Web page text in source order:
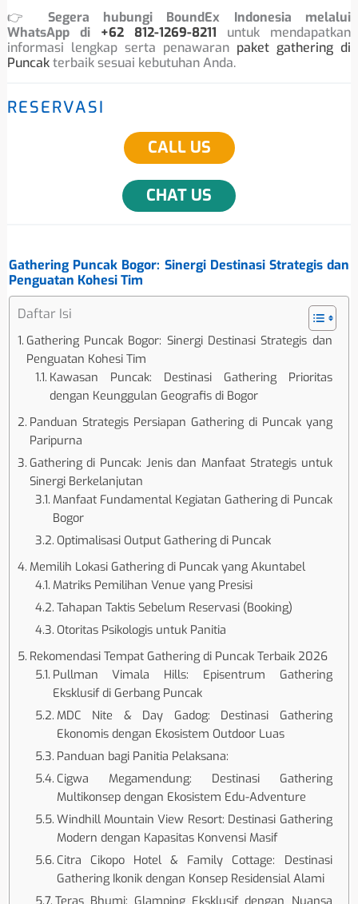
👉 Segera hubungi BoundEx Indonesia melalui
WhatsApp di +62 812-1269-8211 untuk mendapatkan
informasi lengkap serta penawaran paket gathering di
Puncakterbaik sesuai kebutuhan Anda.
RESERVASI
CALL US
CHAT US
Gathering Puncak Bogor: Sinergi Destinasi Strategis dan
Penguatan Kohesi Tim
Daftar Isi
Gathering Puncak Bogor: Sinergi Destinasi Strategis dan
Penguatan Kohesi Tim
Kawasan Puncak: Destinasi Gathering Prioritas
dengan Keunggulan Geografis di Bogor
Panduan Strategis Persiapan Gathering di Puncak yang
Paripurna
Gathering di Puncak: Jenis dan Manfaat Strategis untuk
Sinergi Berkelanjutan
Manfaat Fundamental Kegiatan Gathering di Puncak
Bogor
Optimalisasi Output Gathering di Puncak
Memilih Lokasi Gathering di Puncak yang Akuntabel
Matriks Pemilihan Venue yang Presisi
Tahapan Taktis Sebelum Reservasi (Booking)
Otoritas Psikologis untuk Panitia
Rekomendasi Tempat Gathering di Puncak Terbaik 2026
Pullman Vimala Hills: Episentrum Gathering
Eksklusif di Gerbang Puncak
MDC Nite & Day Gadog: Destinasi Gathering
Ekonomis dengan Ekosistem Outdoor Luas
Panduan bagi Panitia Pelaksana:
Cigwa Megamendung: Destinasi Gathering
Multikonsep dengan Ekosistem Edu-Adventure
Windhill Mountain View Resort: Destinasi Gathering
Modern dengan Kapasitas Konvensi Masif
Citra Cikopo Hotel & Family Cottage: Destinasi
Gathering Ikonik dengan Konsep Residensial Alami